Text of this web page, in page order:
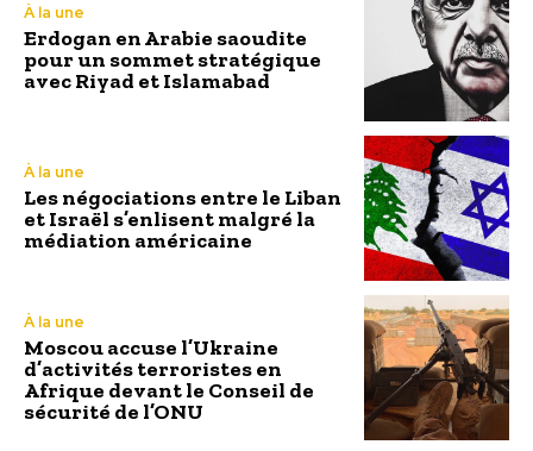
À la une
Erdogan en Arabie saoudite
pour un sommet stratégique
avec Riyad et Islamabad
À la une
Les négociations entre le Liban
et Israël s’enlisent malgré la
médiation américaine
À la une
Moscou accuse l’Ukraine
d’activités terroristes en
Afrique devant le Conseil de
sécurité de l’ONU